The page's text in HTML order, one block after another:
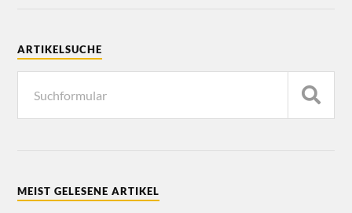
ARTIKELSUCHE
MEIST GELESENE ARTIKEL